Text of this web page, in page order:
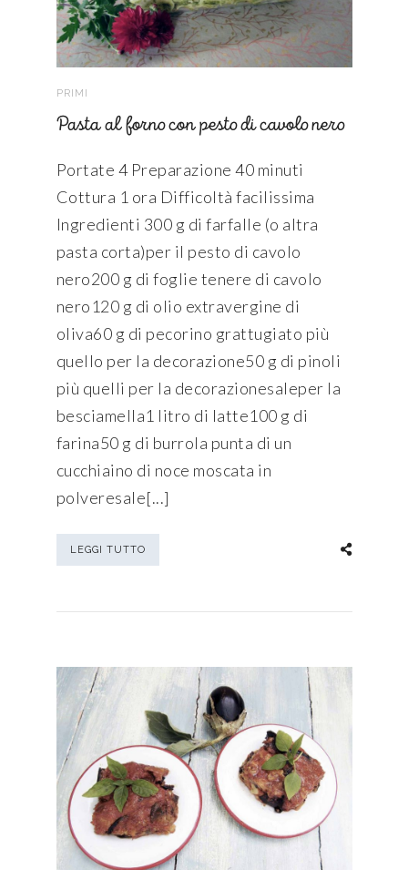
PRIMI
Pasta al forno con pesto di cavolo nero
Portate 4 Preparazione 40 minuti
Cottura 1 ora Difficoltà facilissima
Ingredienti 300 g di farfalle (o altra
pasta corta)per il pesto di cavolo
nero200 g di foglie tenere di cavolo
nero120 g di olio extravergine di
oliva60 g di pecorino grattugiato più
quello per la decorazione50 g di pinoli
più quelli per la decorazionesaleper la
besciamella1 litro di latte100 g di
farina50 g di burrola punta di un
cucchiaino di noce moscata in
polveresale[...]
LEGGI TUTTO